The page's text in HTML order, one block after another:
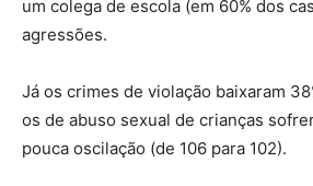
um colega de escola (em 60% dos
agressões.
Já os crimes de violação baixaram
os de abuso sexual de crianças
pouca oscilação (de 106 para 102).